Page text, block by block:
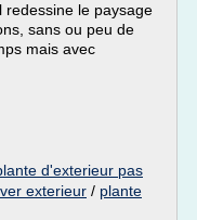
redessine le paysage
sans ou peu de
mais avec
d'exterieur pas
exterieur / plante